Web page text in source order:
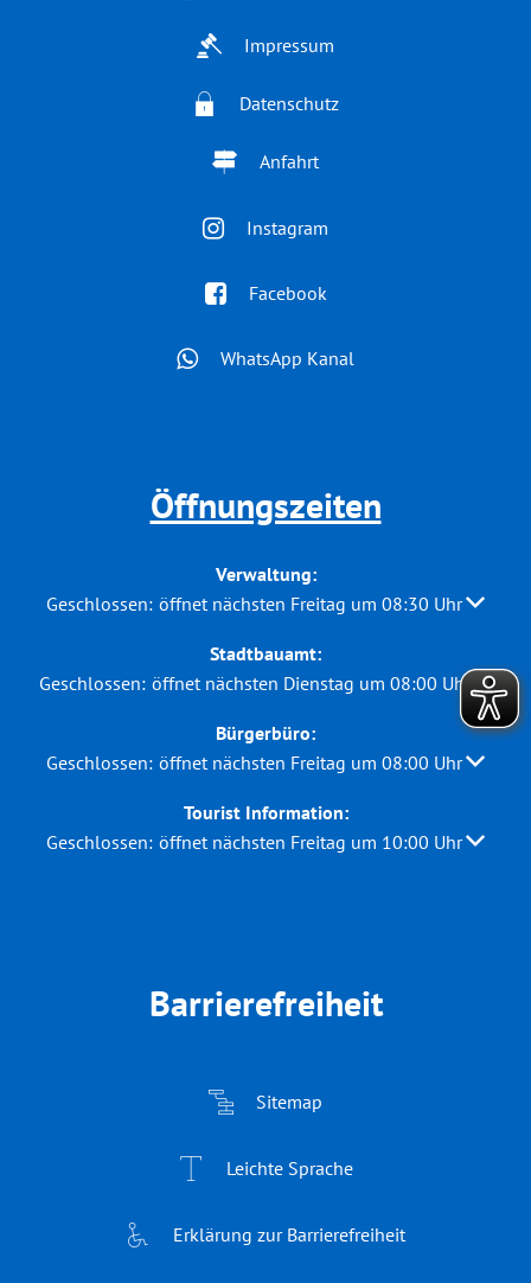
Impressum
Datenschutz
Anfahrt
Instagram
Facebook
WhatsApp Kanal
Öffnungszeiten
Verwaltung:
Klicken, um weitere Öffnungs- oder Schließzeiten
Geschlossen: öffnet nächsten Freitag um 08:30 Uhr
Stadtbauamt:
Klicken, um weitere Öffnungs- oder Schließzeiten
Geschlossen: öffnet nächsten Dienstag um 08:00 Uhr
Bürgerbüro:
Klicken, um weitere Öffnungs- oder Schließzeiten
Geschlossen: öffnet nächsten Freitag um 08:00 Uhr
Tourist Information:
Klicken, um weitere Öffnungs- oder Schließzeiten
Geschlossen: öffnet nächsten Freitag um 10:00 Uhr
Barrierefreiheit
Sitemap
Leichte Sprache
Erklärung zur Barrierefreiheit